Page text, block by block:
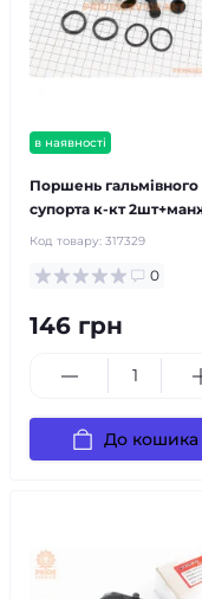
в наявності
Поршень гальмівного
супорта к-кт
Код товару: 317329
0
146 грн
До кошика